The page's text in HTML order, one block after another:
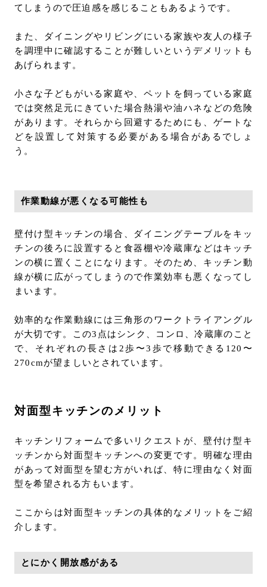
てしまうので圧迫感を感じることもあるようです。
また、ダイニングやリビングにいる家族や友人の様子
を調理中に確認することが難しいというデメリットも
あげられます。
小さな子どもがいる家庭や、ペットを飼っている家庭
では突然足元にきていた場合熱湯や油ハネなどの危険
があります。それらから回避するためにも、ゲートな
どを設置して対策する必要がある場合があるでしょ
う。
作業動線が悪くなる可能性も
壁付け型キッチンの場合、ダイニングテーブルをキッ
チンの後ろに設置すると食器棚や冷蔵庫などはキッチ
ンの横に置くことになります。そのため、キッチン動
線が横に広がってしまうので作業効率も悪くなってし
まいます。
効率的な作業動線には三角形のワークトライアングル
が大切です。この3点はシンク、コンロ、冷蔵庫のこと
で、それぞれの長さは2歩〜3歩で移動できる120〜
270cmが望ましいとされています。
対面型キッチンのメリット
キッチンリフォームで多いリクエストが、壁付け型キ
ッチンから対面型キッチンへの変更です。明確な理由
があって対面型を望む方がいれば、特に理由なく対面
型を希望される方もいます。
ここからは対面型キッチンの具体的なメリットをご紹
介します。
とにかく開放感がある